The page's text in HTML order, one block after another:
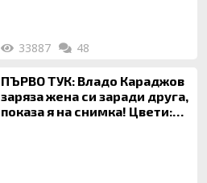
33887 48
ПЪРВО ТУК: Владо Караджов
заряза жена си заради друга,
показа я на снимка! Цвети: